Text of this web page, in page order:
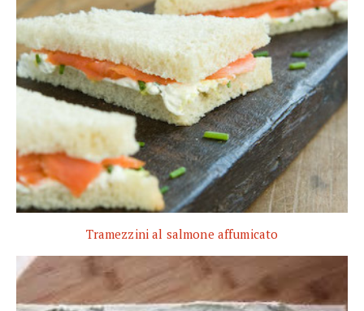
Tramezzini al salmone affumicato